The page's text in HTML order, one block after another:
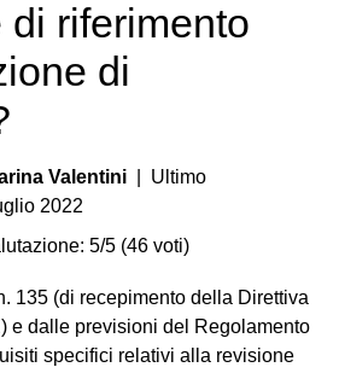
di riferimento
di
Valentini | Ultimo
2022
5/5 (46 voti)
135 (di recepimento della Direttiva
e dalle previsioni del Regolamento
specifici relativi alla revisione